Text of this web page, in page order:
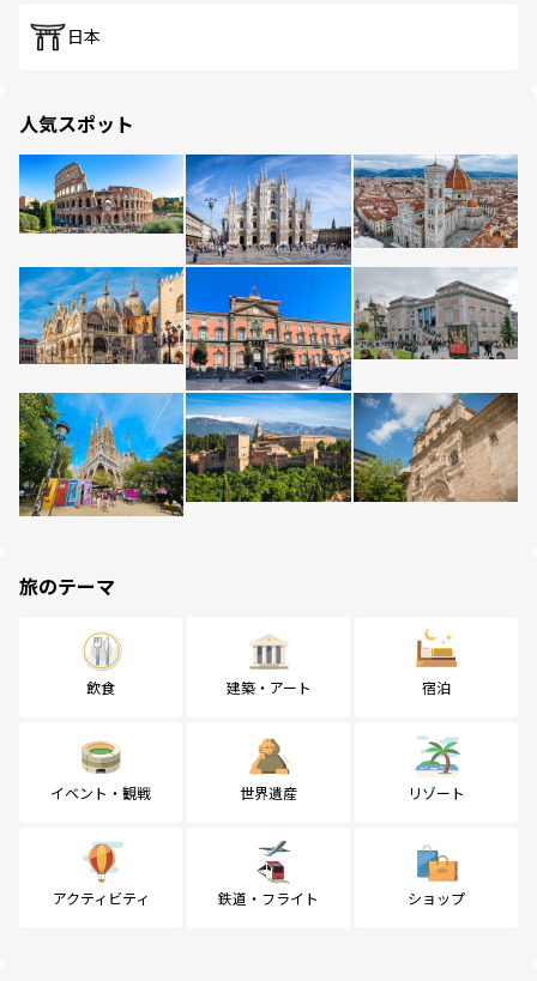
日本
人気スポット
旅のテーマ
飲食 建築・アート 宿泊
イベント・観戦 世界遺産 リゾート
アクティビティ 鉄道・フライト ショップ